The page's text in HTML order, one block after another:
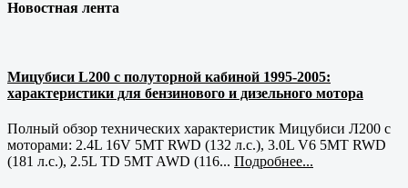
Новостная лента
Мицубиси L200 с полуторной кабиной 1995-2005:
характеристики для бензинового и дизельного мотора
Полный обзор технических характеристик Мицубиси Л200 с
моторами: 2.4L 16V 5MT RWD (132 л.с.), 3.0L V6 5MT RWD
(181 л.с.), 2.5L TD 5MT AWD (116... Подробнее...